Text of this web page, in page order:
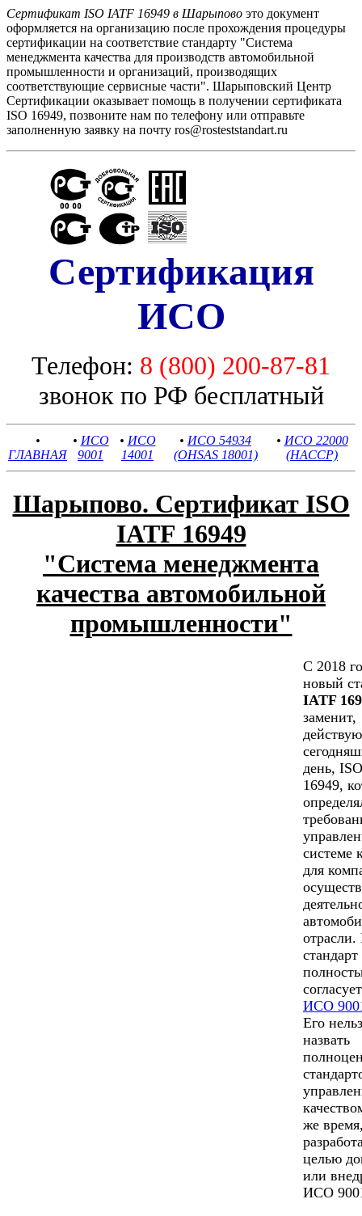
Сертификат ISO IATF 16949 в Шарыпово это документ
оформляется на организацию после прохождения процедуры
сертификации на соответствие стандарту "Cистема
менеджмента качества для производств автомобильной
промышленности и организаций, производящих
соответствующие сервисные части". Шарыповский Центр
Сертификации оказывает помощь в получении сертификата
ISO 16949, позвоните нам по телефону или отправьте
заполненную заявку на почту ros@rosteststandart.ru
Сертификация
ИСО
Телефон: 8 (800) 200-87-81
звонок по РФ бесплатный
•
ГЛАВНАЯ
• ИСО
9001
• ИСО
14001
• ИСО 54934
(OHSAS 18001)
• ИСО 22000
(HACCP)
Шарыпово. Сертификат ISO
IATF 16949
"Cистема менеджмента
качества автомобильной
промышленности"
С 2018
новый
IATF
заменит,
день,
16949,
системе
для
стандарт
ИСО
Его
назвать
же
целью
или
ИСО